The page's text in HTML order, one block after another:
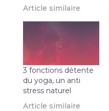
Article similaire
3 fonctions détente
du yoga, un anti
stress naturel
Article similaire